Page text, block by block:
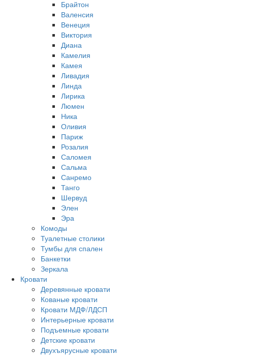
Брайтон
Валенсия
Венеция
Виктория
Диана
Камелия
Камея
Ливадия
Линда
Лирика
Люмен
Ника
Оливия
Париж
Розалия
Саломея
Сальма
Санремо
Танго
Шервуд
Элен
Эра
Комоды
Туалетные столики
Тумбы для спален
Банкетки
Зеркала
Кровати
Деревянные кровати
Кованые кровати
Кровати МДФ/ЛДСП
Интерьерные кровати
Подъемные кровати
Детские кровати
Двухъярусные кровати